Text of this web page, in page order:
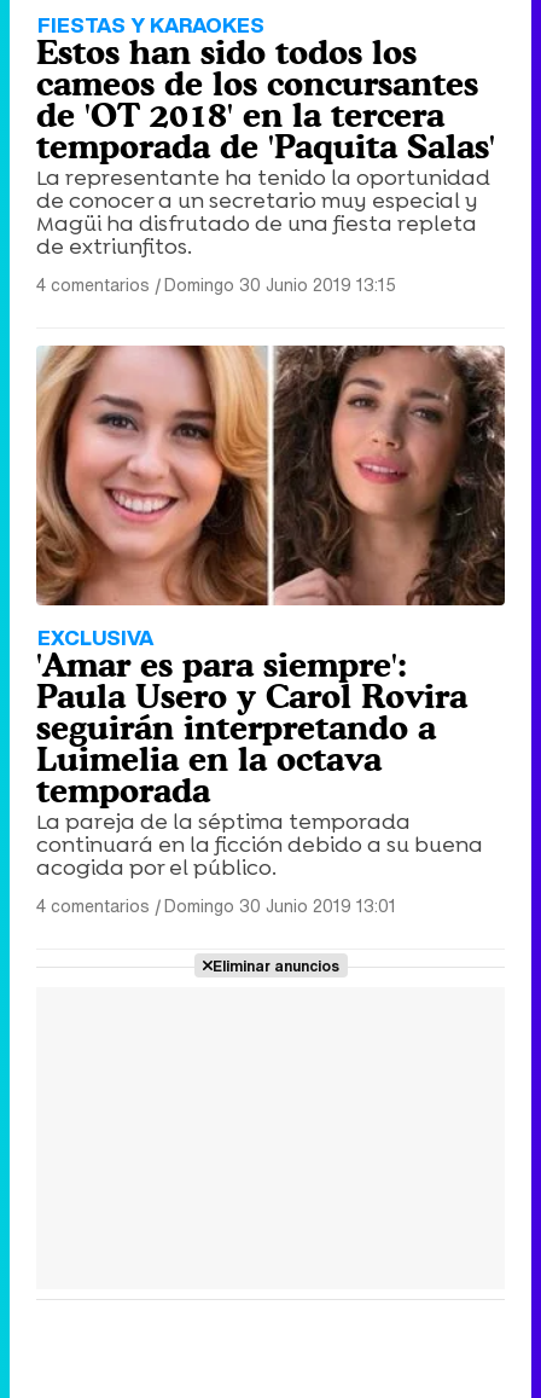
FIESTAS Y KARAOKES
Estos han sido todos los
cameos de los concursantes
de 'OT 2018' en la tercera
temporada de 'Paquita Salas'
La representante ha tenido la oportunidad
de conocer a un secretario muy especial y
Magüi ha disfrutado de una fiesta repleta
de extriunfitos.
4 comentarios |Domingo 30 Junio 2019 13:15
EXCLUSIVA
'Amar es para siempre':
Paula Usero y Carol Rovira
seguirán interpretando a
Luimelia en la octava
temporada
La pareja de la séptima temporada
continuará en la ficción debido a su buena
acogida por el público.
4 comentarios |Domingo 30 Junio 2019 13:01
Eliminar anuncios